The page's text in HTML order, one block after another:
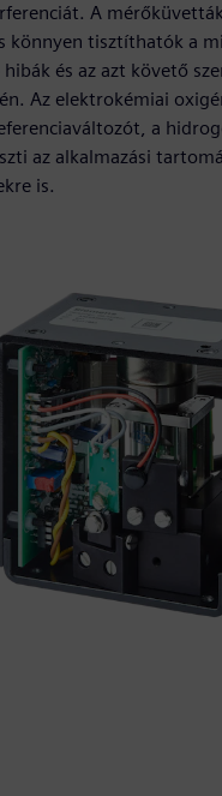
A
könnyen tisztíthatók a
és az azt követő
Az elektrokémiai
a
az alkalmazási
is.